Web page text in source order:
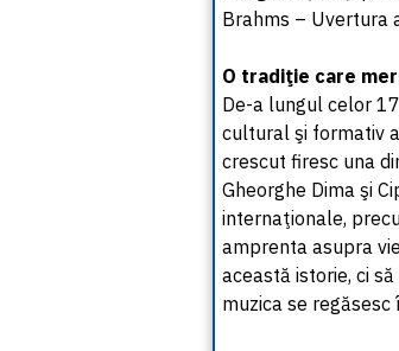
Brahms – Uvertura
O tradiţie care
De-a lungul celor
cultural şi formativ
crescut firesc una
Gheorghe Dima şi
internaţionale,
amprenta asupra
această istorie, ci
muzica se